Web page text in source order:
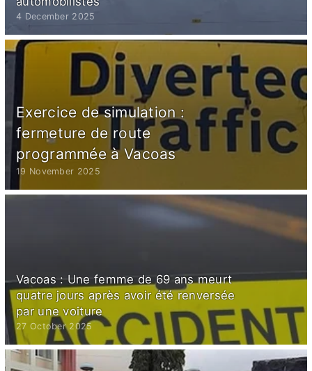
4 December 2025
Exercice de simulation :
fermeture de route
programmée à Vacoas
19 November 2025
Vacoas : Une femme de 69 ans meurt
quatre jours après avoir été renversée
par une voiture
27 October 2025